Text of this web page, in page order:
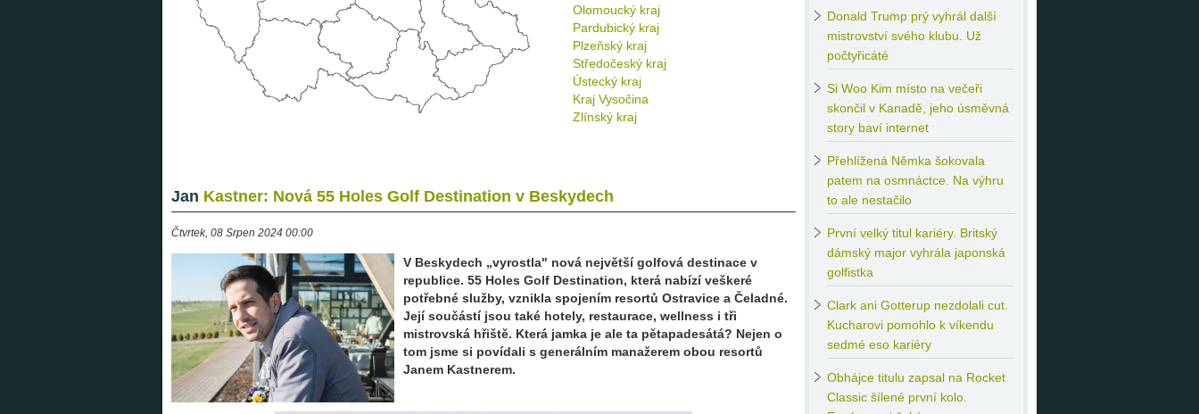
Olomoucký kraj
Pardubický kraj
Plzeňský kraj
Středočeský kraj
Ústecký kraj
Kraj Vysočina
Zlínský kraj
Jan Kastner: Nová 55 Holes Golf Destination v Beskydech
Čtvrtek, 08 Srpen 2024 00:00
V Beskydech „vyrostla" nová největší golfová destinace v
republice. 55 Holes Golf Destination, která nabízí veškeré
potřebné služby, vznikla spojením resortů Ostravice a Čeladné.
Její součástí jsou také hotely, restaurace, wellness i tři
mistrovská hřiště. Která jamka je ale ta pětapadesátá? Nejen o
tom jsme si povídali s generálním manažerem obou resortů
Janem Kastnerem.
Donald Trump prý vyhrál další
mistrovství svého klubu. Už
počtyřicáté
Si Woo Kim místo na večeři
skončil v Kanadě, jeho úsměvná
story baví internet
Přehlížená Němka šokovala
patem na osmnáctce. Na výhru
to ale nestačilo
První velký titul kariéry. Britský
dámský major vyhrála japonská
golfistka
Clark ani Gotterup nezdolali cut.
Kucharovi pomohlo k víkendu
sedmé eso kariéry
Obhájce titulu zapsal na Rocket
Classic šílené první kolo.